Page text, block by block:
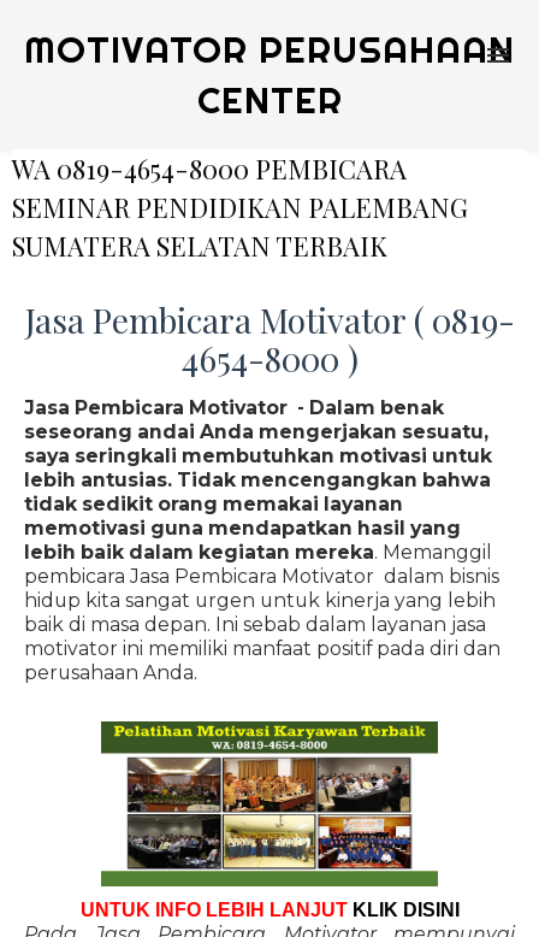
MOTIVATOR PERUSAHAAN
CENTER
WA 0819-4654-8000 PEMBICARA
SEMINAR PENDIDIKAN PALEMBANG
SUMATERA SELATAN TERBAIK
Jasa Pembicara Motivator ( 0819-
4654-8000 )
Jasa Pembicara Motivator - Dalam benak
seseorang andai Anda mengerjakan sesuatu,
saya seringkali membutuhkan motivasi untuk
lebih antusias. Tidak mencengangkan bahwa
tidak sedikit orang memakai layanan
memotivasi guna mendapatkan hasil yang
lebih baik dalam kegiatan mereka. Memanggil
pembicara Jasa Pembicara Motivator dalam bisnis
hidup kita sangat urgen untuk kinerja yang lebih
baik di masa depan. Ini sebab dalam layanan jasa
motivator ini memiliki manfaat positif pada diri dan
perusahaan Anda.
UNTUK INFO LEBIH LANJUT KLIK DISINI